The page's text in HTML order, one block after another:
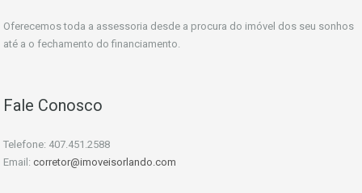
Oferecemos toda a assessoria desde a procura do imóvel dos seu sonhos
até a o fechamento do financiamento.
Fale Conosco
Telefone: 407.451.2588
Email: corretor@imoveisorlando.com